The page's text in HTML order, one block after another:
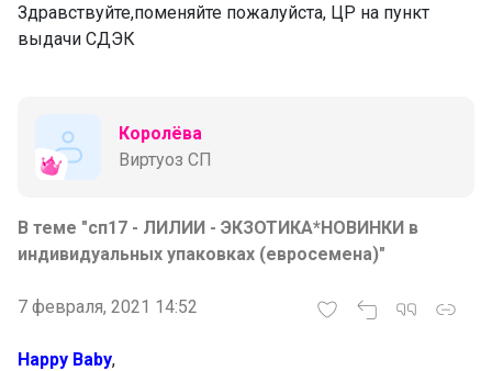
Здравствуйте,поменяйте пожалуйста, ЦР на пункт
выдачи СДЭК
Королёва
Виртуоз СП
В теме "сп17 - ЛИЛИИ - ЭКЗОТИКА*НОВИНКИ в
индивидуальных упаковках (евросемена)"
7 февраля, 2021 14:52
Happy Baby,